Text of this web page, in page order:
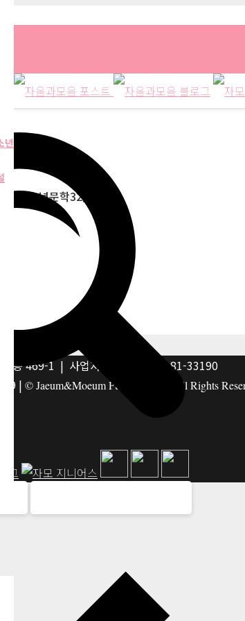
년
(청소년문학32)
패동 469-1 | 사업자등록번호: 117-81-33190
| © Jaeum&Moeum Publishing co. All Rights